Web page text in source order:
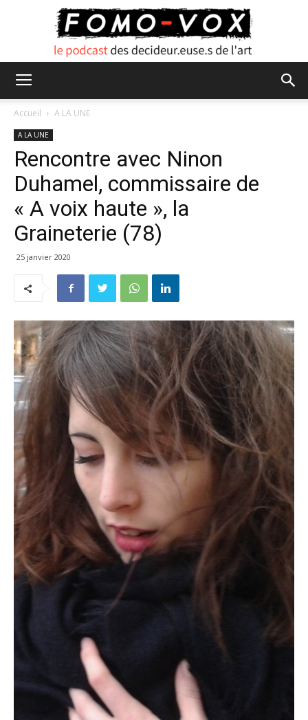
VOX
Accueil A LA UNE
A LA UNE
Rencontre avec Ninon
Duhamel, commissaire de
« A voix haute », la
Graineterie (78)
25 janvier 2020